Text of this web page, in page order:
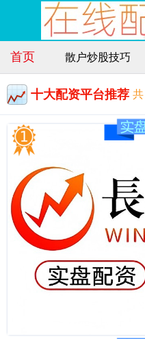
首页 散户炒股技巧
十大配资平台推荐 共